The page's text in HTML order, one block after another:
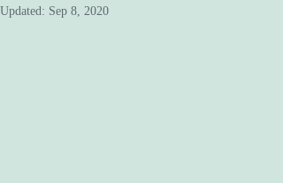
Updated: Sep 8, 2020